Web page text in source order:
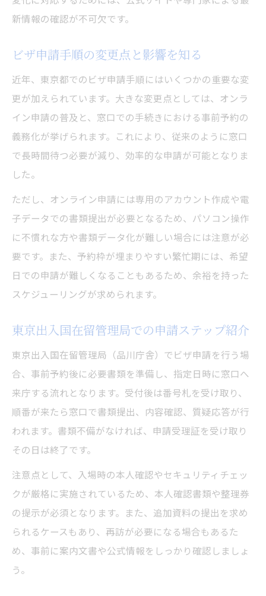
新情報の確認が不可欠です。
ビザ申請手順の変更点と影響を知る
近年、東京都でのビザ申請手順にはいくつかの重要な変
更が加えられています。大きな変更点としては、オンラ
イン申請の普及と、窓口での手続きにおける事前予約の
義務化が挙げられます。これにより、従来のように窓口
で長時間待つ必要が減り、効率的な申請が可能となりま
した。
ただし、オンライン申請には専用のアカウント作成や電
子データでの書類提出が必要となるため、パソコン操作
に不慣れな方や書類データ化が難しい場合には注意が必
要です。また、予約枠が埋まりやすい繁忙期には、希望
日での申請が難しくなることもあるため、余裕を持った
スケジューリングが求められます。
東京出入国在留管理局での申請ステップ紹介
東京出入国在留管理局（品川庁舎）でビザ申請を行う場
合、事前予約後に必要書類を準備し、指定日時に窓口へ
来庁する流れとなります。受付後は番号札を受け取り、
順番が来たら窓口で書類提出、内容確認、質疑応答が行
われます。書類不備がなければ、申請受理証を受け取り
その日は終了です。
注意点として、入場時の本人確認やセキュリティチェッ
クが厳格に実施されているため、本人確認書類や整理券
の提示が必須となります。また、追加資料の提出を求め
られるケースもあり、再訪が必要になる場合もあるた
め、事前に案内文書や公式情報をしっかり確認しましょ
う。